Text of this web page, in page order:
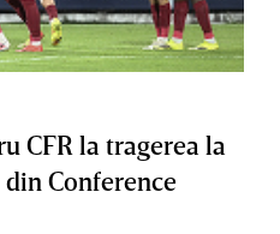
CFR la tragerea la
Conference